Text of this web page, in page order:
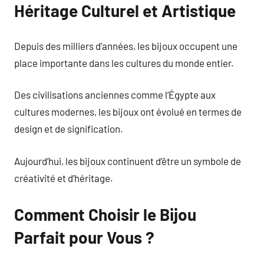
Héritage Culturel et Artistique
Depuis des milliers d’années, les bijoux occupent une
place importante dans les cultures du monde entier.
Des civilisations anciennes comme l’Égypte aux
cultures modernes, les bijoux ont évolué en termes de
design et de signification.
Aujourd’hui, les bijoux continuent d’être un symbole de
créativité et d’héritage.
Comment Choisir le Bijou
Parfait pour Vous ?